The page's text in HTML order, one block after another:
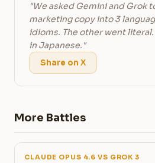
"We asked Gemini and Grok
marketing copy into 3
idioms. The other went literal.
in Japanese."
Share on X
More Battles
CLAUDE OPUS 4.6 VS GROK 3